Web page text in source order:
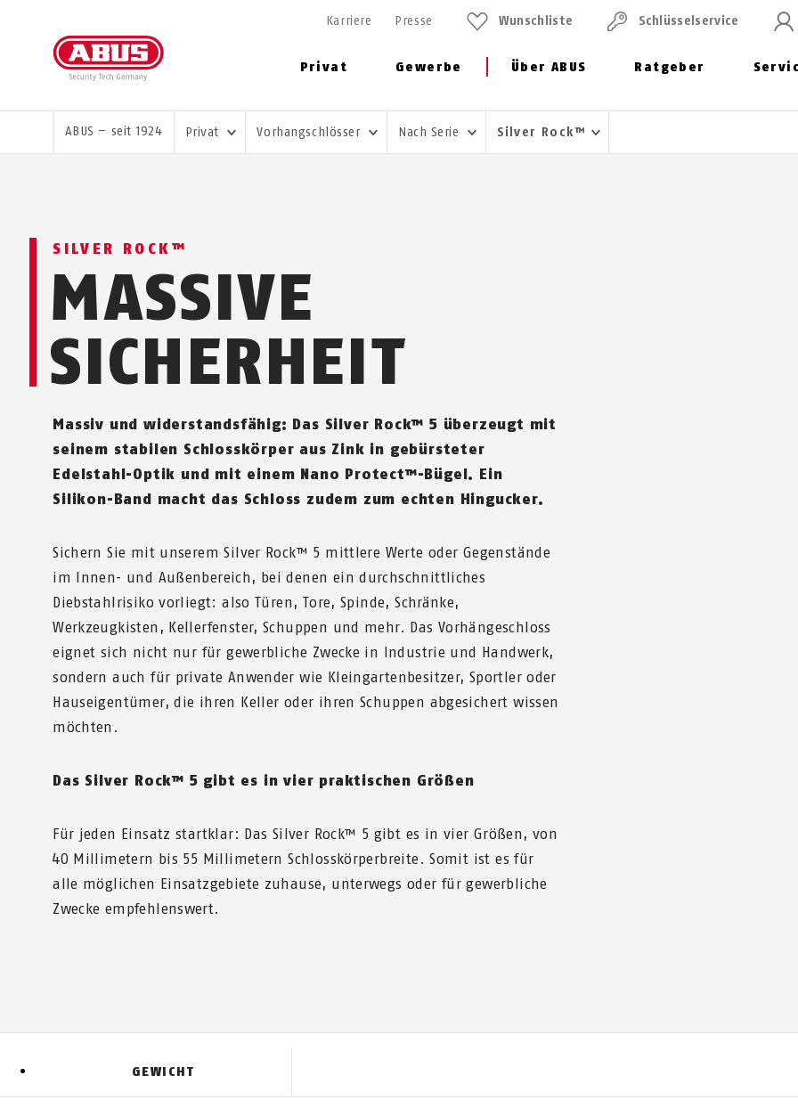
Privat Gewerbe Über ABUS Ratgeber
Karriere Presse Wunschliste Schlüssel­service
SIE SIND HIER:
ABUS – seit 1924 Privat Vorhangschlösser Nach Serie Silver Rock™
SILVER ROCK™
MASSIVE
SICHERHEIT
Massiv und widerstands­fähig: Das Silver Rock™ 5 überzeugt mit
seinem stabilen Schlosskörper aus Zink in gebürsteter
Edelstahl-Optik und mit einem Nano Protect™-Bügel. Ein
Silikon-Band macht das Schloss zudem zum echten Hingucker.
Sichern Sie mit unserem Silver Rock™ 5 mittlere Werte oder Gegenstände
im Innen- und Außenbereich, bei denen ein durchschnittliches
Diebstahlrisiko vorliegt: also Türen, Tore, Spinde, Schränke,
Werkzeugkisten, Kellerfenster, Schuppen und mehr. Das Vorhängeschloss
eignet sich nicht nur für gewerbliche Zwecke in Industrie und Handwerk,
sondern auch für private Anwender wie Kleingartenbesitzer, Sportler oder
Hauseigentümer, die ihren Keller oder ihren Schuppen abgesichert wissen
möchten.
Das Silver Rock™ 5 gibt es in vier praktischen Größen
Für jeden Einsatz startklar: Das Silver Rock™ 5 gibt es in vier Größen, von
40 Millimetern bis 55 Millimetern Schlosskörperbreite. Somit ist es für
alle möglichen Einsatzgebiete zuhause, unterwegs oder für gewerbliche
Zwecke empfehlenswert.
GEWICHT